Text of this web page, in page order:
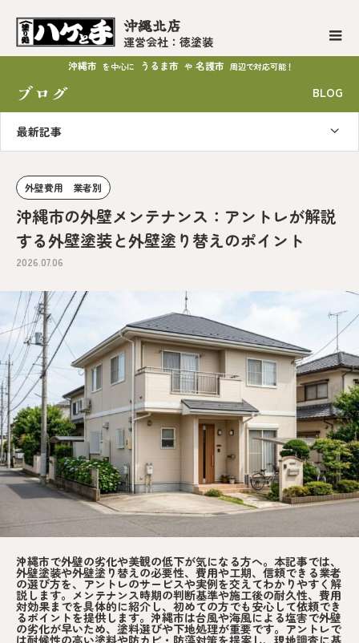
沖縄北店
運営会社：徳塗装
沖縄市 を中心に うるま市 や 名護市 周辺で対応可能！
ブログ BLOG
最新記事
外壁費用 業者別
沖縄市の外壁メンテナンス：アントレが解説
する外壁塗装と外壁塗り替えのポイント
2026.07.06
沖縄市で外壁の劣化や美観の低下が気になる方へ。本記事では、
外壁塗装や外壁塗り替えの必要性、費用や工期、信頼できる業者
の選び方を、アントレのサービスや実例を交えてわかりやすく解
説します。メンテナンス時期の判断基準や施工後の耐久性、費用
対効果までを具体的に紹介し、初めての方でも安心して依頼でき
るポイントを提供します。沖縄市は台風や海風による塩害で外壁
の劣化が早いため、塗料選びや下地処理が重要です。アントレで
は耐候性の高い塗料や防カビ・防藻対策を提案し、現地調査に基